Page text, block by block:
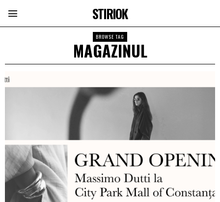
STIRIOK
BROWSE TAG
MAGAZINUL